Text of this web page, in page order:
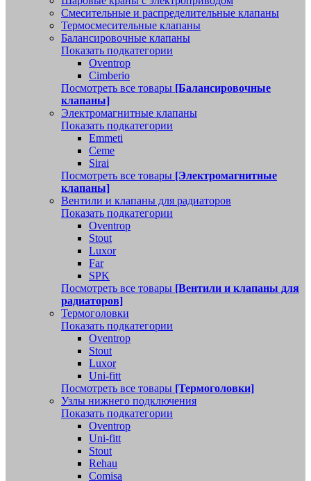
Смесительные и распределительные клапаны
Термосмесительные клапаны
Балансировочные клапаны
Показать подкатегории
Oventrop
Cimberio
Посмотреть все товары [Балансировочные
клапаны]
Электромагнитные клапаны
Показать подкатегории
Emmeti
Ceme
Sirai
Посмотреть все товары [Электромагнитные
клапаны]
Вентили и клапаны для радиаторов
Показать подкатегории
Oventrop
Stout
Luxor
Far
SPK
Посмотреть все товары [Вентили и клапаны для
радиаторов]
Термоголовки
Показать подкатегории
Oventrop
Stout
Luxor
Uni-fitt
Посмотреть все товары [Термоголовки]
Узлы нижнего подключения
Показать подкатегории
Oventrop
Uni-fitt
Stout
Rehau
Comisa